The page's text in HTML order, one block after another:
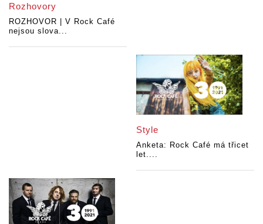
Rozhovory
ROZHOVOR | V Rock Café
nejsou slova...
Style
Anketa: Rock Café má třicet
let....